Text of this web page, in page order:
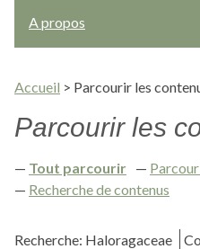
A propos
Accueil > Parcourir les
Parcourir les
Tout parcourir
Recherche de contenus
Recherche: Haloragaceae